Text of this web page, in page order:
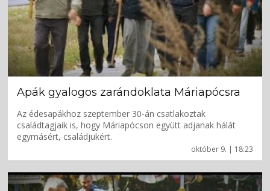
október 9. | 18:23
Apák gyalogos zarándoklata Máriapócsra
Az édesapákhoz szeptember 30-án csatlakoztak
családtagjaik is, hogy Máriapócson együtt adjanak hálát
egymásért, családjukért.